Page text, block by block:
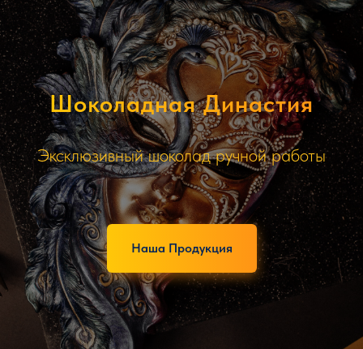
Шоколадная Династия
Эксклюзивный шоколад ручной работы
Наша Продукция